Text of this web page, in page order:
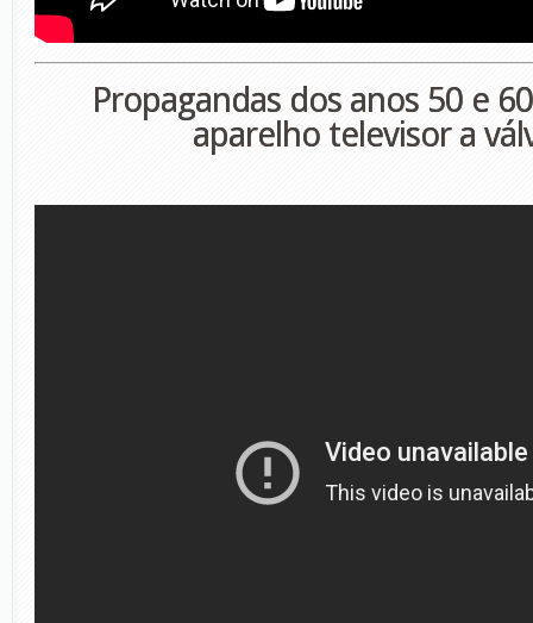
Propagandas dos anos 50 e
aparelho televisor a